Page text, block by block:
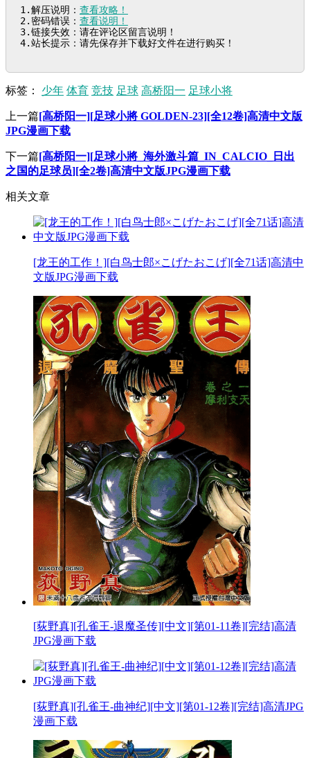
1.解压说明： 查看攻略！
2.密码错误： 查看说明！
3.链接失效：请在评论区留言说明！
4.站长提示：请先保存并下载好文件在进行购买！
标签： 少年 体育 竞技 足球 高桥阳一 足球小将
上一篇[高桥阳一][足球小將 GOLDEN-23][全12卷]高清中文版
JPG漫画下载
下一篇[高桥阳一][足球小將_海外激斗篇_IN_CALCIO_日出
之国的足球员][全2卷]高清中文版JPG漫画下载
相关文章
[龙王的工作！][白鸟士郎×こげたおこげ][全71话]高清中
文版JPG漫画下载
[荻野真][孔雀王-退魔圣传][中文][第01-11卷][完结]高清
JPG漫画下载
[荻野真][孔雀王-曲神纪][中文][第01-12卷][完结]高清JPG
漫画下载